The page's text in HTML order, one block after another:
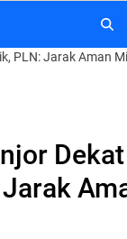
PLN: Jarak Aman
Dekat